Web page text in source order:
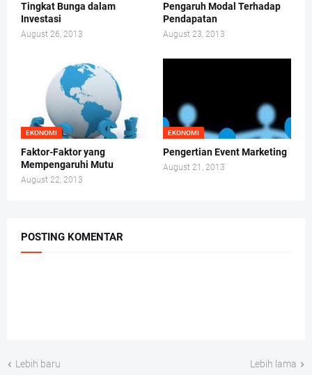
Tingkat Bunga dalam
Investasi
August 26, 2013
Pengaruh Modal Terhadap
Pendapatan
August 23, 2013
EKONOMI
Faktor-Faktor yang
Mempengaruhi Mutu
August 22, 2013
EKONOMI
Pengertian Event Marketing
August 21, 2013
POSTING KOMENTAR
Lebih baru Lebih lama